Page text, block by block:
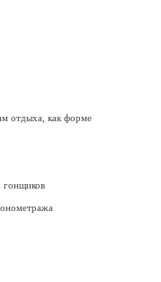
отдыха, как форме
гонщиков